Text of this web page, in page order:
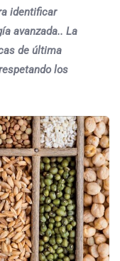
identificar
avanzada.. La
de última
los